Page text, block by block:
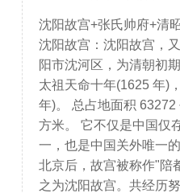
老北市 作为古老的城市 沈阳
沈阳故宫+张氏帅府+清
沈阳故宫：沈阳故宫，
阳市沈河区，为清朝初
太祖天命十年(1625 年)
年)。 总占地面积
方米。 它不仅是中国仅
一，也是中国关外唯一
北京后，故宫被称作"陪
之为沈阳故宫。共经历